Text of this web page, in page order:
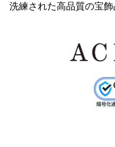
洗練された高品質の宝